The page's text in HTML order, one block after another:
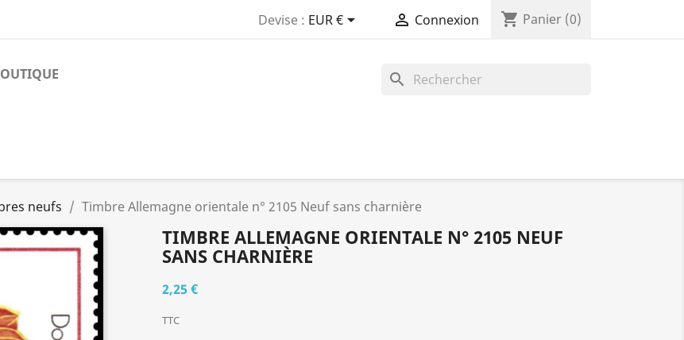
Devise : EUR €  Connexion shopping_cart Panier (0)
search
neufs Timbre Allemagne orientale n° 2105 Neuf sans charnière
TIMBRE ALLEMAGNE ORIENTALE N° 2105 NEUF
SANS CHARNIÈRE
2,25 €
TTC